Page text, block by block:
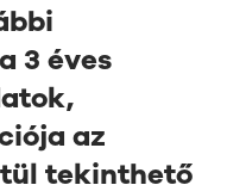
3 éves
az
tekinthető